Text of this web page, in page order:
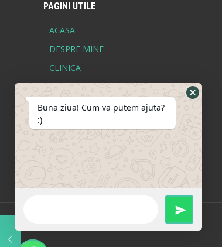
PAGINI UTILE
ACASA
DESPRE MINE
CLINICA
BEFORE - AFTER
BLOG
Buna ziua! Cum va putem ajuta?
:)